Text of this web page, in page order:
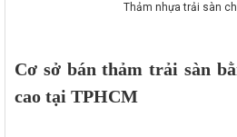
Thảm nhựa trải sàn
Cơ sở bán thảm trải sàn
cao tại TPHCM